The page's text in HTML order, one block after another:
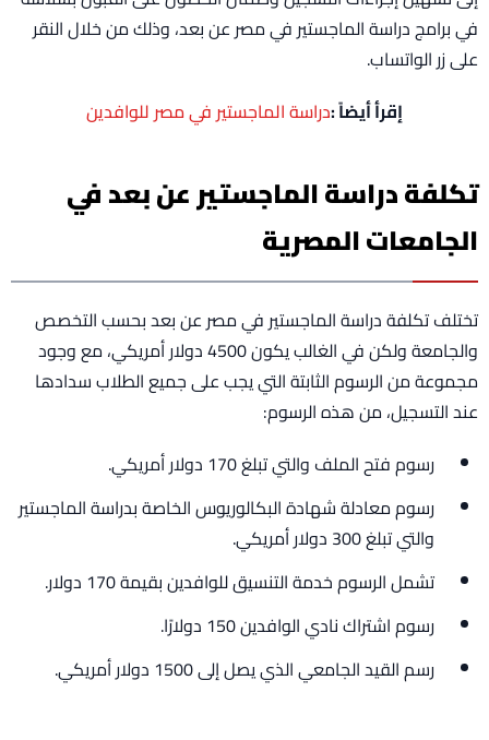
في برامج دراسة الماجستير في مصر عن بعد، وذلك من خلال النقر
على زر الواتساب.
إقرأ أيضاً :دراسة الماجستير في مصر للوافدين
تكلفة دراسة الماجستير عن بعد في
الجامعات المصرية
تختلف تكلفة دراسة الماجستير في مصر عن بعد بحسب التخصص
والجامعة ولكن في الغالب يكون 4500 دولار أمريكي، مع وجود
مجموعة من الرسوم الثابتة التي يجب على جميع الطلاب سدادها
عند التسجيل، من هذه الرسوم:
رسوم فتح الملف والتي تبلغ 170 دولار أمريكي.
رسوم معادلة شهادة البكالوريوس الخاصة بدراسة الماجستير
والتي تبلغ 300 دولار أمريكي.
تشمل الرسوم خدمة التنسيق للوافدين بقيمة 170 دولار.
رسوم اشتراك نادي الوافدين 150 دولارًا.
رسم القيد الجامعي الذي يصل إلى 1500 دولار أمريكي.